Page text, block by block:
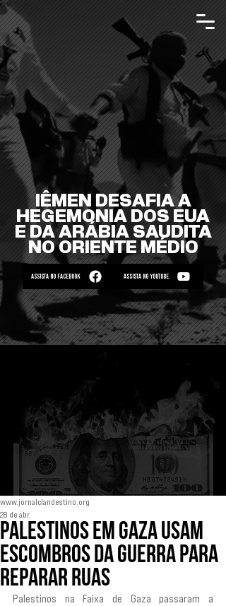
IÊMEN DESAFIA A
HEGEMONIA DOS EUA
E DA ARÁBIA SAUDITA
NO ORIENTE MÉDIO
ASSISTA NO FACEBOOK ASSISTA NO YOUTUBE
Palestinos em Gaza usam
escombros da guerra para
reparar ruas
www.jornalclandestino.org
28 de abr.
Palestinos na Faixa de Gaza passaram a